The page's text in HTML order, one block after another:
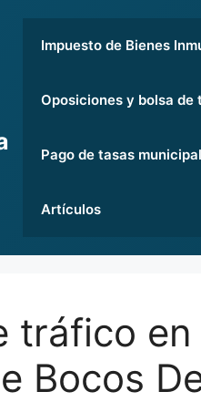
Impuesto de Bienes
Oposiciones y bolsa
Pago de tasas
Artículos
tráfico
Bocos